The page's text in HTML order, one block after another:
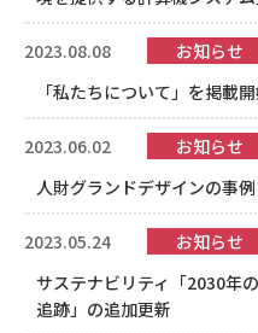
2023.08.08
お知らせ
「私たちについて」を掲載
2023.06.02
お知らせ
人財グランドデザインの事
2023.05.24
お知らせ
サステナビリティ「2030年
追跡」の追加更新